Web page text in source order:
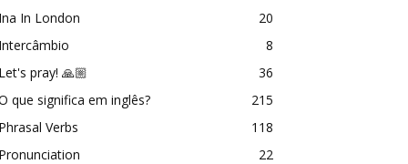
Ina In London
20
Intercâmbio
8
Let's pray! 🙏🏼
36
que significa em inglês?
215
Phrasal Verbs
118
Pronunciation
22